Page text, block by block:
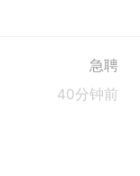
急聘
40分钟前